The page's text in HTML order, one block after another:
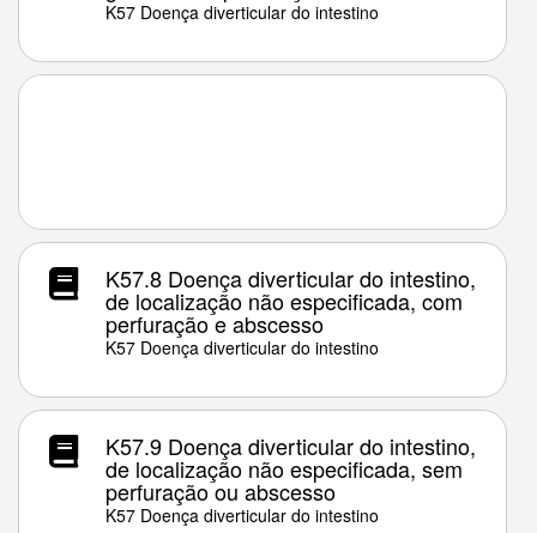
K57 Doença diverticular do intestino
K57.8 Doença diverticular do intestino,
de localização não especificada, com
perfuração e abscesso
K57 Doença diverticular do intestino
K57.9 Doença diverticular do intestino,
de localização não especificada, sem
perfuração ou abscesso
K57 Doença diverticular do intestino